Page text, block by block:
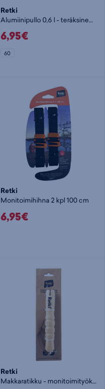
Retki
Alumiinipullo 0,6 l - teräksinen juomapullo
6,95€
60
Retki
Monitoimihihna 2 kpl 100 cm
6,95€
Retki
Makkaratikku - monitoimityökalu